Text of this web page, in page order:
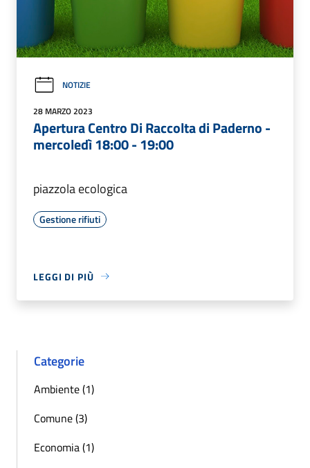
NOTIZIE
28 MARZO 2023
Apertura Centro Di Raccolta di Paderno -
mercoledì 18:00 - 19:00
piazzola ecologica
Gestione rifiuti
LEGGI DI PIÙ
Categorie
Ambiente (1)
Comune (3)
Economia (1)